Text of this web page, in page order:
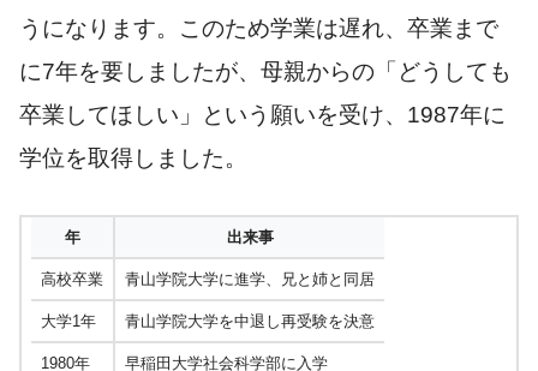
うになります。このため学業は遅れ、卒業まで
に7年を要しましたが、母親からの「どうしても
卒業してほしい」という願いを受け、1987年に
学位を取得しました。
年 出来事
高校卒業 青山学院大学に進学、兄と姉と同居
大学1年 青山学院大学を中退し再受験を決意
1980年 早稲田大学社会科学部に入学